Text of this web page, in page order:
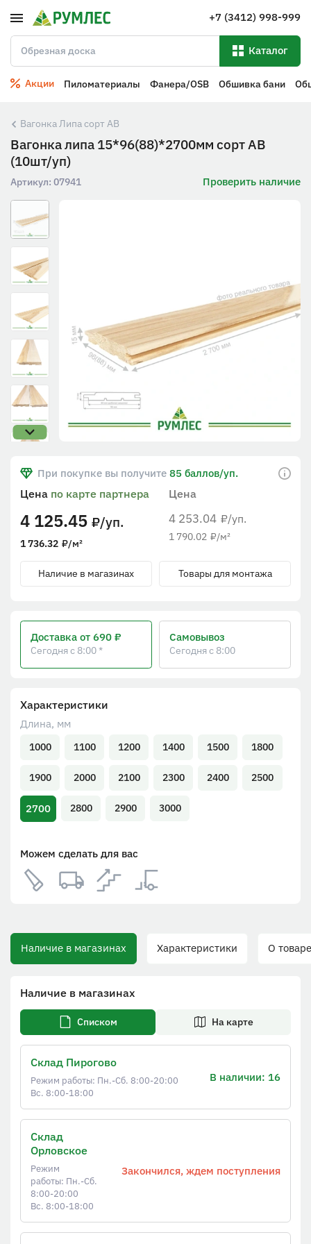
+7 (3412) 998-999
Каталог
Акции Пиломатериалы Фанера/OSB Обшивка бани
Вагонка Липа сорт АВ
Вагонка липа 15*96(88)*2700мм сорт АВ
(10шт/уп)
Артикул: 07941 Проверить наличие
Характеристики
Длина, мм
1000 1100 1200 1400 1500 1800
1900 2000 2100 2300 2400 2500
2700 2800 2900 3000
Можем сделать для вас
При покупке вы получите 85 баллов/уп.
Цена
4 253.04 ₽/уп.
1 790.02 ₽/м²
Цена по карте партнера
4 125.45 ₽/уп.
1 736.32 ₽/м²
Наличие в магазинах Товары для монтажа
Доставка от 690 ₽
Сегодня с 8:00 *
Самовывоз
Сегодня с 8:00
Наличие в магазинах Характеристики О товаре
Наличие в магазинах
Списком На карте
Склад Пирогово
Режим работы: Пн.-Сб. 8:00-20:00
Вс. 8:00-18:00
В наличии: 16
Склад
Орловское
Режим
работы: Пн.-Сб.
8:00-20:00
Вс. 8:00-18:00
Закончился, ждем поступления